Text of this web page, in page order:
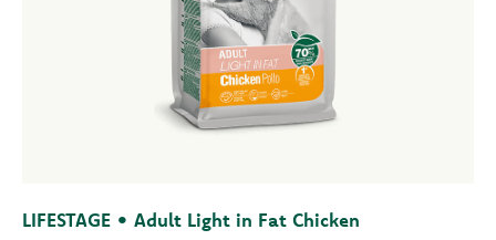
LIFESTAGE • Adult Light in Fat Chicken